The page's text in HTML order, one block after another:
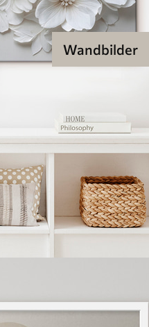
Wandbilder